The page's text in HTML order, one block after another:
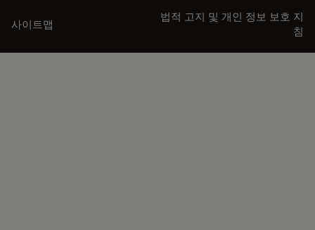
사이트맵
법적 고지 및 개인 정보 보호 지
침